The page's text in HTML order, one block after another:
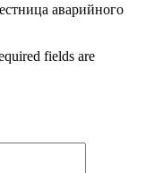
аварийного
fields are